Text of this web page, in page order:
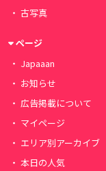
古写真
ページ
Japaaan
お知らせ
広告掲載について
マイページ
エリア別アーカイブ
本日の人気